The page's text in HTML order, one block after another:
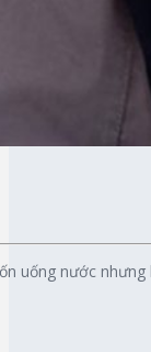
uống nước